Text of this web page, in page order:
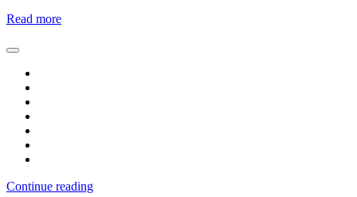
Read more
Continue reading